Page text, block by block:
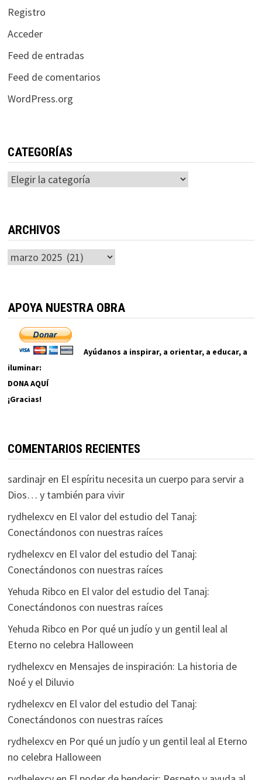
Registro
Acceder
Feed de entradas
Feed de comentarios
WordPress.org
CATEGORÍAS
Categorías
ARCHIVOS
Archivos
APOYA NUESTRA OBRA
Ayúdanos a inspirar, a orientar, a educar, a
iluminar:
DONA AQUÍ
¡Gracias!
COMENTARIOS RECIENTES
sardinajren El espíritu necesita un cuerpo para servir a
Dios… y también para vivir
rydhelexcven El valor del estudio del Tanaj:
Conectándonos con nuestras raíces
rydhelexcven El valor del estudio del Tanaj:
Conectándonos con nuestras raíces
Yehuda Ribco en El valor del estudio del Tanaj:
Conectándonos con nuestras raíces
Yehuda Ribco en Por qué un judío y un gentil leal al
Eterno no celebra Halloween
rydhelexcven Mensajes de inspiración: La historia de
Noé y el Diluvio
rydhelexcven El valor del estudio del Tanaj:
Conectándonos con nuestras raíces
rydhelexcven Por qué un judío y un gentil leal al Eterno
no celebra Halloween